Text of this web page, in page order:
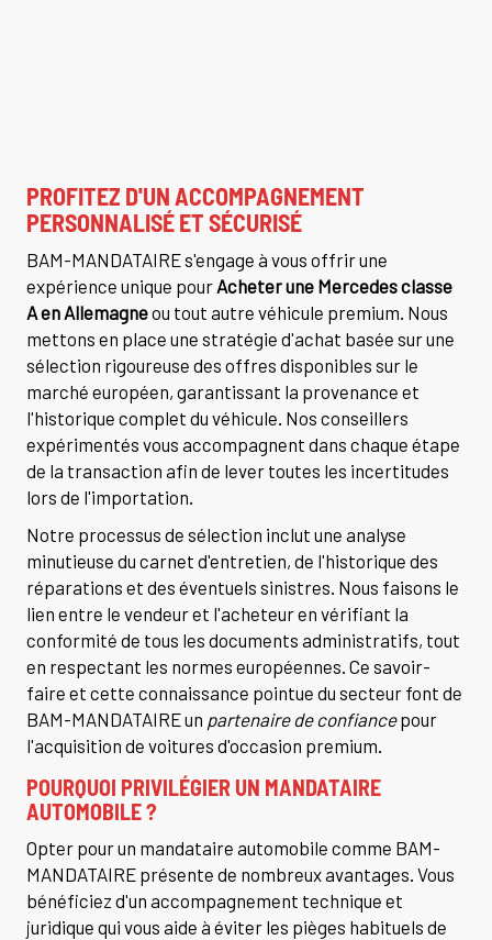
PROFITEZ D'UN ACCOMPAGNEMENT
PERSONNALISÉ ET SÉCURISÉ
BAM-MANDATAIRE s'engage à vous offrir une
expérience unique pour Acheter une Mercedes classe
A en Allemagneou tout autre véhicule premium. Nous
mettons en place une stratégie d'achat basée sur une
sélection rigoureuse des offres disponibles sur le
marché européen, garantissant la provenance et
l'historique complet du véhicule. Nos conseillers
expérimentés vous accompagnent dans chaque étape
de la transaction afin de lever toutes les incertitudes
lors de l'importation.
Notre processus de sélection inclut une analyse
minutieuse du carnet d'entretien, de l'historique des
réparations et des éventuels sinistres. Nous faisons le
lien entre le vendeur et l'acheteur en vérifiant la
conformité de tous les documents administratifs, tout
en respectant les normes européennes. Ce savoir-
faire et cette connaissance pointue du secteur font de
BAM-MANDATAIRE un partenaire de confiancepour
l'acquisition de voitures d'occasion premium.
POURQUOI PRIVILÉGIER UN MANDATAIRE
AUTOMOBILE ?
Opter pour un mandataire automobile comme BAM-
MANDATAIRE présente de nombreux avantages. Vous
bénéficiez d'un accompagnement technique et
juridique qui vous aide à éviter les pièges habituels de